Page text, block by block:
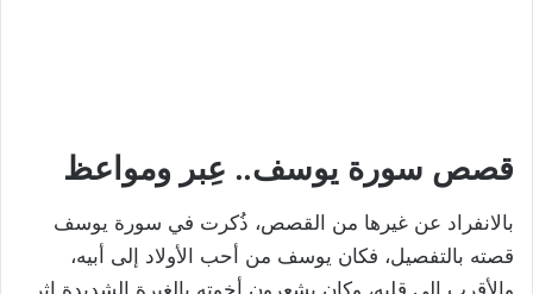
قصص سورة يوسف.. عِبر ومواعظ
بالانفراد عن غيرها من القصص، ذُكرت في سورة يوسف
قصته بالتفصيل، فكان يوسف من أحب الأولاد إلى أبيه،